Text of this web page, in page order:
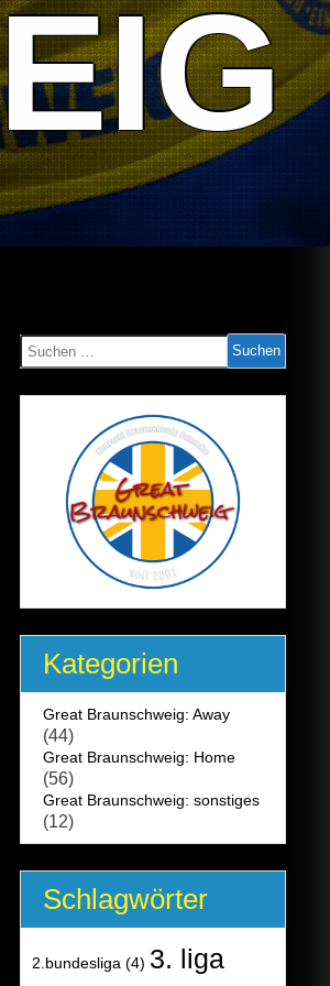
Suchen
nach:
Kategorien
Great Braunschweig: Away
(44)
Great Braunschweig: Home
(56)
Great Braunschweig: sonstiges
(12)
Schlagwörter
2.bundesliga(4) 3. liga